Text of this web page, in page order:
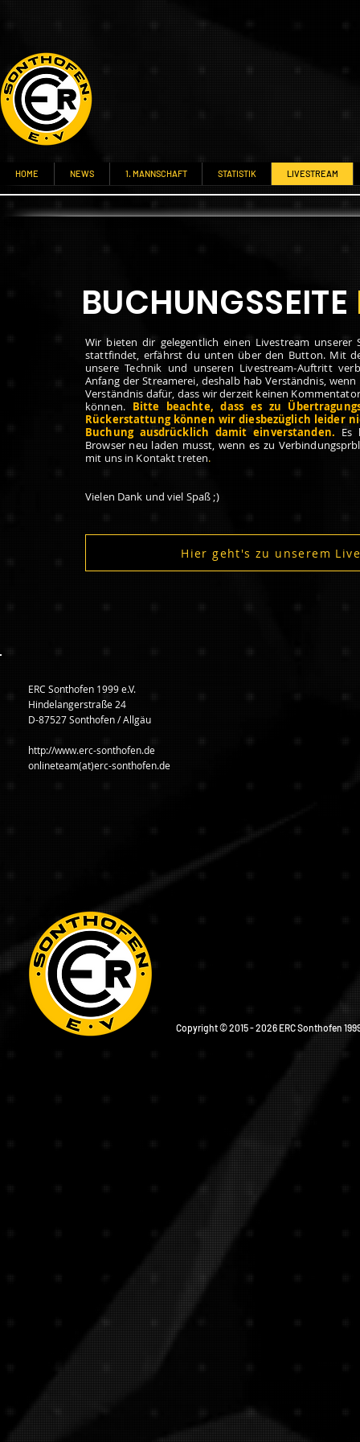
HOME NEWS 1. MANNSCHAFT STATISTIK LIVESTREAM
Wir bieten dir gelegentlich einen Livestream unserer
stattfindet, erfährst du unten über den Button. Mit
unsere Technik und unseren Livestream-Auftritt
Anfang der Streamerei, deshalb hab Verständnis,
Verständnis dafür, dass wir derzeit keinen
können. Bitte beachte, dass es zu
Rückerstattung können wir diesbezüglich leider
Buchung ausdrücklich damit einverstanden. Es
Browser neu laden musst, wenn es zu
mit uns in Kontakt treten.
Vielen Dank und viel Spaß ;)
BUCHUNGSSEITE
Hier geht's zu unserem
ERC Sonthofen 1999 e.V.
Hindelangerstraße 24
D-87527 Sonthofen / Allgäu
http://www.erc-sonthofen.de
onlineteam(at)erc-sonthofen.de
Copyright © 2015 - 2026 ERC Sonthofen